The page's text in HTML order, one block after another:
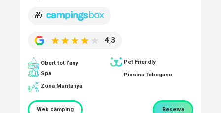
🎁
4,3
Obert tot l'any
Pet Friendly
Spa
Piscina Tobogans
Zona Muntanya
Web càmping Reserva